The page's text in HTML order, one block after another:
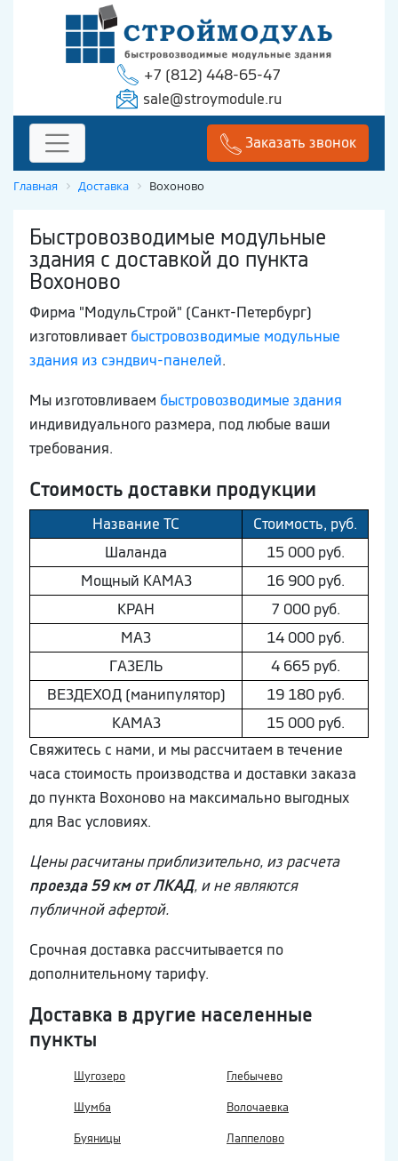
+7 (812) 448-65-47
sale@stroymodule.ru
Заказать звонок
Главная Доставка Вохоново
Быстровозводимые модульные
здания с доставкой до пункта
Вохоново
Фирма "МодульСтрой" (Санкт-Петербург)
изготовливает быстровозводимые модульные
здания из сэндвич-панелей.
Мы изготовливаем быстровозводимые здания
индивидуального размера, под любые ваши
требования.
Стоимость доставки продукции
Название ТС
Стоимость, руб.
Шaлaнда
15 000 руб.
Мощный КAМAЗ
16 900 руб.
КРАН
7 000 руб.
МAЗ
14 000 руб.
ГAЗEЛЬ
4 665 руб.
ВEЗДEХОД (манипулятор)
19 180 руб.
КAМAЗ
15 000 руб.
Свяжитесь с нами, и мы рассчитаем в течение
часа стоимость производства и доставки заказа
до пункта Вохоново на максимально выгодных
для Вас условиях.
Цены расчитаны приблизительно, из расчета
проезда 59 км от ЛКАД, и не являются
публичной афертой.
Срочная доставка рассчитывается по
дополнительному тарифу.
Доставка в другие населенные
пункты
Шугозеро Глебычево
Шумба Волочаевка
Буяницы Лаппелово